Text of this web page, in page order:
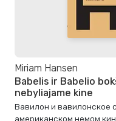
Miriam Hansen
Babelis ir Babelio
nebyliajame kine
Вавилон и вавилонское
американском немом